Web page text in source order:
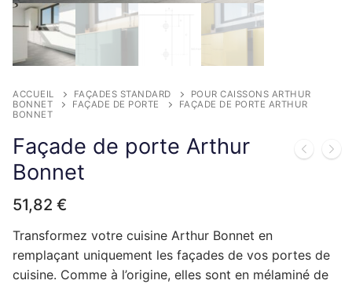
Complément rénovation de cuisine
Façade de porte lave-vaisselle
Façade de porte relevante
Plinthes et panneaux de finition
Façade de porte lave-vaisselle
Façade de tiroir
Plinthes et panneaux de finition
Façade de porte lave-vaisselle
Façade de porte
Façade de tiroir
Complément rénovation de cuisine
Pour caissons Aviva
Façade de porte
Façade de tiroir
Pour caissons Brico Depot
Façade de porte
Complément rénovation de cuisine
Pour caissons But
Façade de tiroir
Complément rénovation de cuisine
Pour caissons Castorama
Façade de porte
Façade de tiroir
Complément rénovation de cuisine
Pour caissons Conforama
Façade de porte
Façade de tiroir
Complément rénovation de cuisine
Pour caissons Cuisinella
Façade de porte
Façade de tiroir
Pour caissons Cuisines References
Façade de porte
Pour caissons Cuisine Plus
ACCUEIL FAÇADES STANDARD
POUR CAISSONS ARTHUR
BONNET
FAÇADE DE PORTE
FAÇADE DE PORTE ARTHUR
BONNET
Façade de porte Arthur
Bonnet
51,82 €
Transformez votre cuisine Arthur Bonnet en
remplaçant uniquement les façades de vos portes de
cuisine. Comme à l’origine, elles sont en mélaminé de